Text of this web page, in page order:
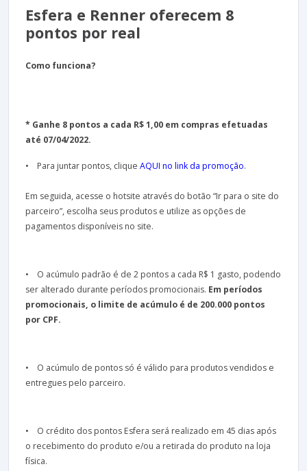
Esfera e Renner oferecem 8
pontos por real
Como funciona?
* Ganhe 8 pontos a cada R$ 1,00 em compras efetuadas
até 07/04/2022.
• Para juntar pontos, clique AQUI no link da promoção.
Em seguida, acesse o hotsite através do botão “Ir para o site do
parceiro”, escolha seus produtos e utilize as opções de
pagamentos disponíveis no site.
• O acúmulo padrão é de 2 pontos a cada R$ 1 gasto, podendo
ser alterado durante períodos promocionais. Em períodos
promocionais, o limite de acúmulo é de 200.000 pontos
por CPF.
• O acúmulo de pontos só é válido para produtos vendidos e
entregues pelo parceiro.
• O crédito dos pontos Esfera será realizado em 45 dias após
o recebimento do produto e/ou a retirada do produto na loja
física.